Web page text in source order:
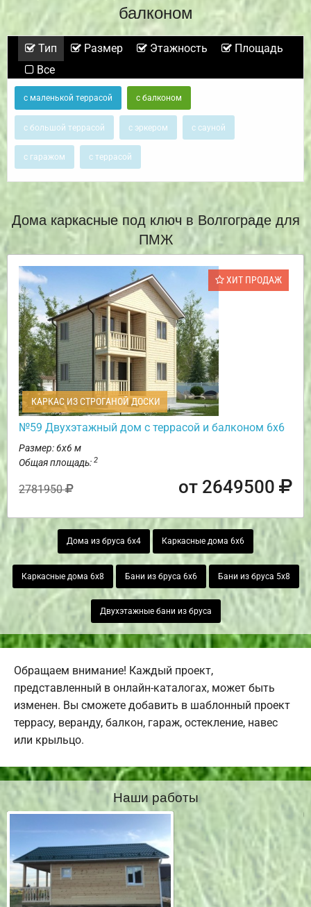
балконом
Тип Размер Этажность
Площадь
Все
с маленькой террасой с балконом
с большой террасой с эркером с сауной
с гаражом с террасой
Дома каркасные под ключ в Волгограде для
ПМЖ
ХИТ ПРОДАЖ
КАРКАС ИЗ СТРОГАНОЙ ДОСКИ
№59 Двухэтажный дом с террасой и балконом 6х6
Размер: 6х6 м
Общая площадь: 2
2781950 от 2649500
Дома из бруса 6х4 Каркасные дома 6х6
Каркасные дома 6х8 Бани из бруса 6х6 Бани из бруса 5х8
Двухэтажные бани из бруса
Обращаем внимание! Каждый проект,
представленный в онлайн-каталогах, может быть
изменен. Вы сможете добавить в шаблонный проект
террасу, веранду, балкон, гараж, остекление, навес
или крыльцо.
Наши работы